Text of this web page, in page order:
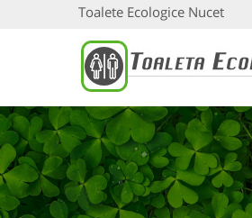
Toalete Ecologice Nucet